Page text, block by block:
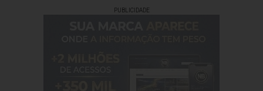
PUBLICIDADE